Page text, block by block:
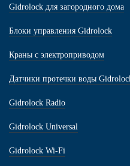
Gidrolock для загородного дома
Блоки управления Gidrolock
Краны с электроприводом
Датчики протечки воды
Gidrolock Radio
Gidrolock Universal
Gidrolock Wi-Fi